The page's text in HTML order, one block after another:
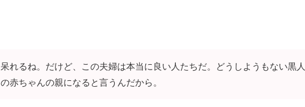
呆れるね。だけど、この夫婦は本当に良い人たちだ。どうしようもない黒人
の赤ちゃんの親になると言うんだから。